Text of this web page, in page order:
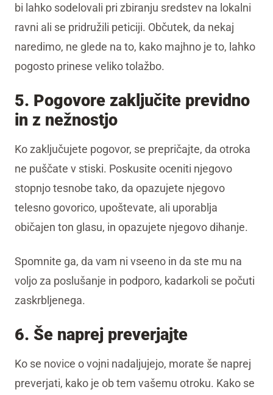
bi lahko sodelovali pri zbiranju sredstev na lokalni
ravni ali se pridružili peticiji. Občutek, da nekaj
naredimo, ne glede na to, kako majhno je to, lahko
pogosto prinese veliko tolažbo.
5. Pogovore zaključite previdno
in z nežnostjo
Ko zaključujete pogovor, se prepričajte, da otroka
ne puščate v stiski. Poskusite oceniti njegovo
stopnjo tesnobe tako, da opazujete njegovo
telesno govorico, upoštevate, ali uporablja
običajen ton glasu, in opazujete njegovo dihanje.
Spomnite ga, da vam ni vseeno in da ste mu na
voljo za poslušanje in podporo, kadarkoli se počuti
zaskrbljenega.
6. Še naprej preverjajte
Ko se novice o vojni nadaljujejo, morate še naprej
preverjati, kako je ob tem vašemu otroku. Kako se